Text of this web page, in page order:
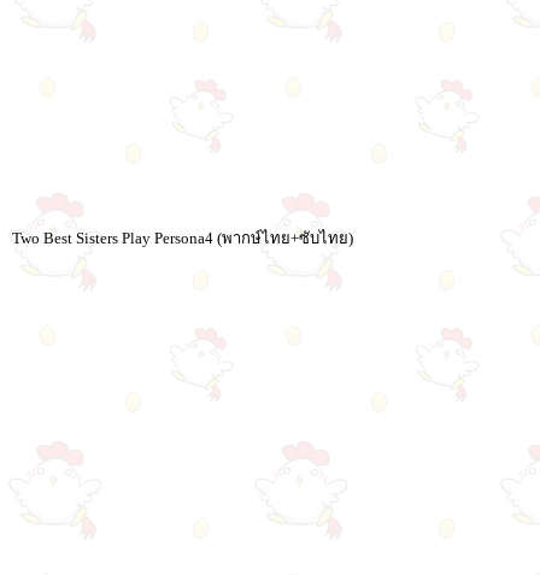
Two Best Sisters Play Persona4 (พากษ์ไทย+ซับไทย)